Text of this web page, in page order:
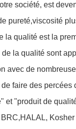
société, est
pureté,viscosité
la qualité est la
la qualité sont
avec de
faire des percées
et "produit de